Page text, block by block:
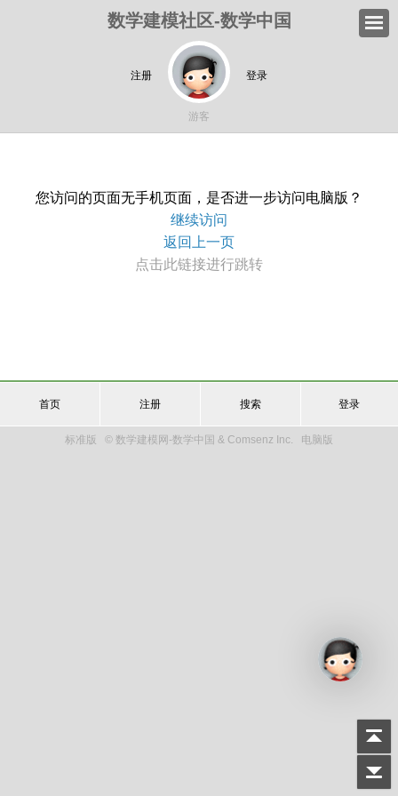
数学建模社区-数学中国
注册 登录
游客
您访问的页面无手机页面，是否进一步访问电脑版？
继续访问
返回上一页
点击此链接进行跳转
首页 注册 搜索 登录
标准版 © 数学建模网-数学中国 & Comsenz Inc. 电脑版